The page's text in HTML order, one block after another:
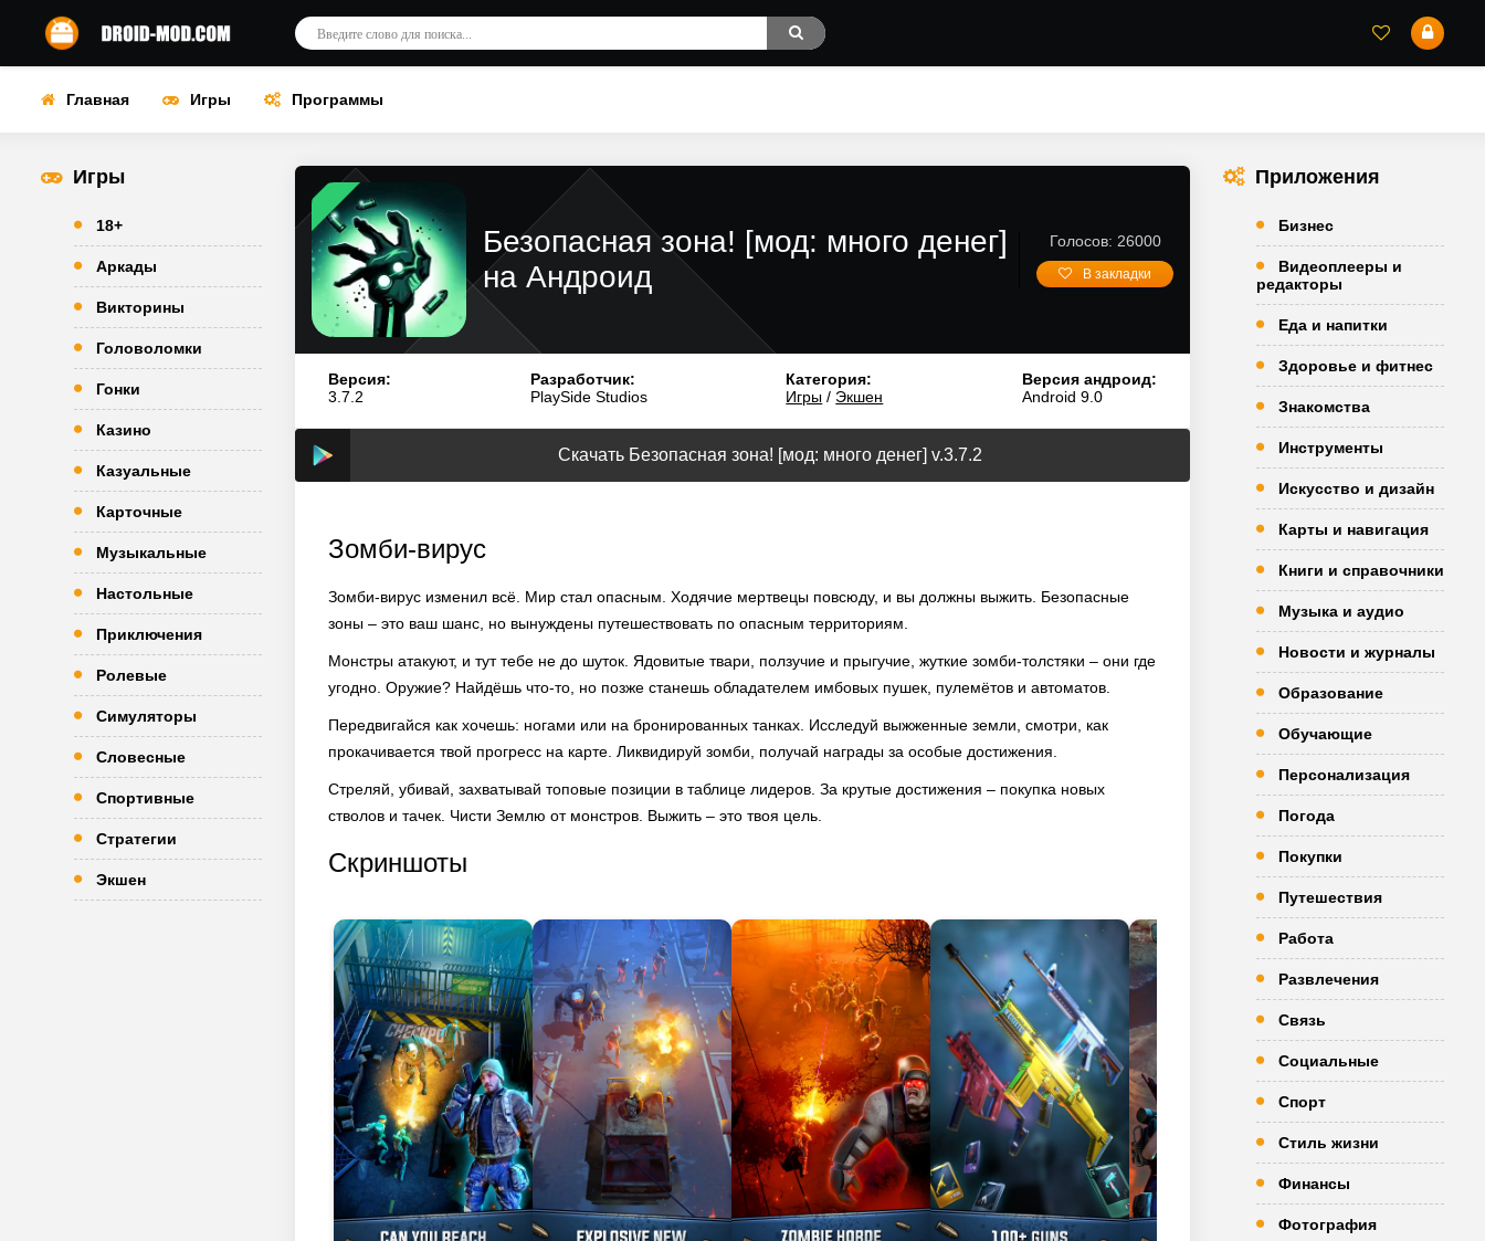
Главная Игры Программы
Игры
18+
Аркады
Викторины
Головоломки
Гонки
Казино
Казуальные
Карточные
Музыкальные
Настольные
Приключения
Ролевые
Симуляторы
Словесные
Спортивные
Стратегии
Экшен
Безопасная зона! [мод: много денег]
на Андроид
Голосов: 26000
В закладки
Версия:
3.7.2
Разработчик:
PlaySide Studios
Категория:
Игры / Экшен
Версия андроид:
Android 9.0
Скачать Безопасная зона! [мод: много денег] v.3.7.2
Зомби-вирус
Зомби-вирус изменил всё. Мир стал опасным. Ходячие мертвецы повсюду, и вы должны выжить. Безопасные
зоны – это ваш шанс, но вынуждены путешествовать по опасным территориям.
Монстры атакуют, и тут тебе не до шуток. Ядовитые твари, ползучие и прыгучие, жуткие зомби-толстяки – они где
угодно. Оружие? Найдёшь что-то, но позже станешь обладателем имбовых пушек, пулемётов и автоматов.
Передвигайся как хочешь: ногами или на бронированных танках. Исследуй выжженные земли, смотри, как
прокачивается твой прогресс на карте. Ликвидируй зомби, получай награды за особые достижения.
Стреляй, убивай, захватывай топовые позиции в таблице лидеров. За крутые достижения – покупка новых
стволов и тачек. Чисти Землю от монстров. Выжить – это твоя цель.
Скриншоты
Приложения
Бизнес
Видеоплееры и
редакторы
Еда и напитки
Здоровье и фитнес
Знакомства
Инструменты
Искусство и дизайн
Карты и навигация
Книги и справочники
Музыка и аудио
Новости и журналы
Образование
Обучающие
Персонализация
Погода
Покупки
Путешествия
Работа
Развлечения
Связь
Социальные
Спорт
Стиль жизни
Финансы
Фотография